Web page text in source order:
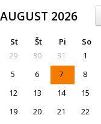
AUGUST 2026
St Št Pi So
29 30 31 1
5 6 7 8
12 13 14 15
19 20 21 22